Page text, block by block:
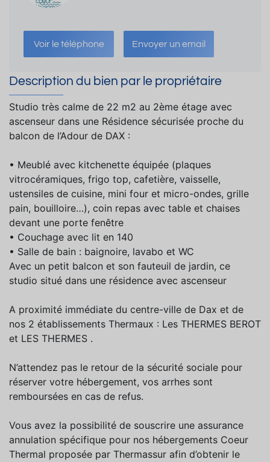
Voir le téléphone Envoyer un email
Description du bien par le propriétaire
Studio très calme de 22 m2 au 2ème étage avec
ascenseur dans une Résidence sécurisée proche du
balcon de l’Adour de DAX :
• Meublé avec kitchenette équipée (plaques
vitrocéramiques, frigo top, cafetière, vaisselle,
ustensiles de cuisine, mini four et micro-ondes, grille
pain, bouilloire…), coin repas avec table et chaises
devant une porte fenêtre
• Couchage avec lit en 140
• Salle de bain : baignoire, lavabo et WC
Avec un petit balcon et son fauteuil de jardin, ce
studio situé dans une résidence avec ascenseur
A proximité immédiate du centre-ville de Dax et de
nos 2 établissements Thermaux : Les THERMES BEROT
et LES THERMES .
N’attendez pas le retour de la sécurité sociale pour
réserver votre hébergement, vos arrhes sont
remboursées en cas de refus.
Vous avez la possibilité de souscrire une assurance
annulation spécifique pour nos hébergements Coeur
Thermal proposée par Thermassur afin d’obtenir le